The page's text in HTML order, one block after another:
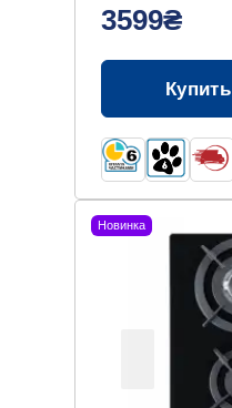
3599₴
Купить
Новинка